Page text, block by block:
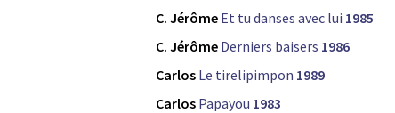
C. Jérôme Et tu danses avec lui 1985
C. Jérôme Derniers baisers 1986
Carlos Le tirelipimpon 1989
Carlos Papayou 1983